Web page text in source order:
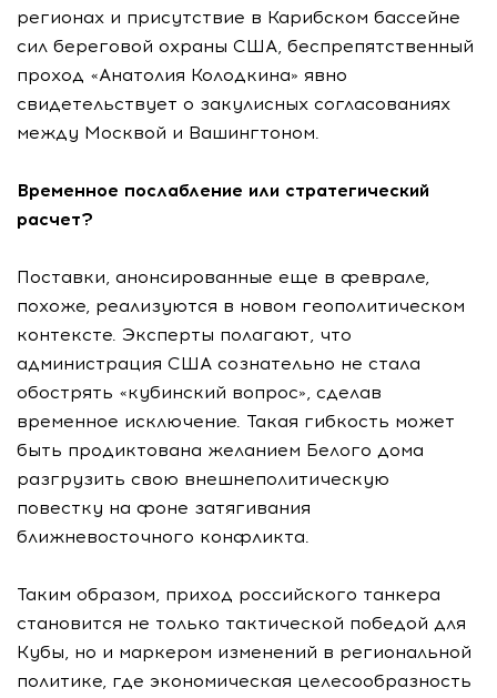
регионах и присутствие в Карибском бассейне
сил береговой охраны США, беспрепятственный
проход «Анатолия Колодкина» явно
свидетельствует о закулисных согласованиях
между Москвой и Вашингтоном.
Временное послабление или стратегический
расчет?
Поставки, анонсированные еще в феврале,
похоже, реализуются в новом геополитическом
контексте. Эксперты полагают, что
администрация США сознательно не стала
обострять «кубинский вопрос», сделав
временное исключение. Такая гибкость может
быть продиктована желанием Белого дома
разгрузить свою внешнеполитическую
повестку на фоне затягивания
ближневосточного конфликта.
Таким образом, приход российского танкера
становится не только тактической победой для
Кубы, но и маркером изменений в региональной
политике, где экономическая целесообразность